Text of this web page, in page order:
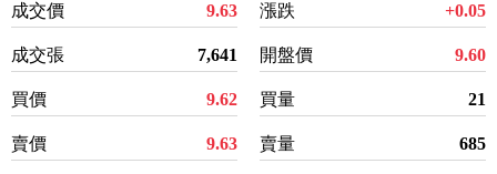
成交價 9.63
成交張 7,641
買價 9.62
賣價 9.63
漲跌 +0.05
開盤價 9.60
買量 21
賣量 685